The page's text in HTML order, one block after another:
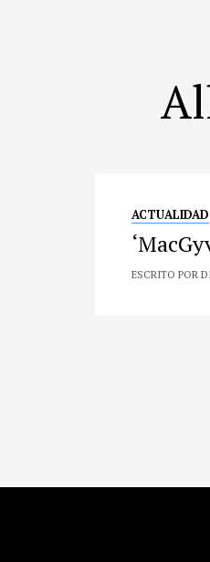
ACTUALIDAD
ESCRITO POR